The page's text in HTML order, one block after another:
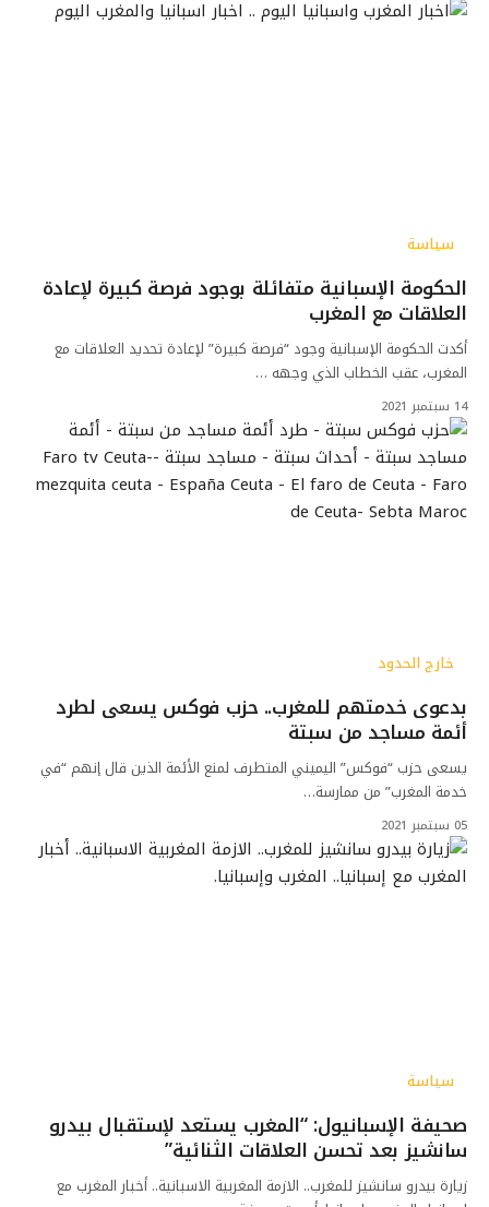
سياسة
الحكومة الإسبانية متفائلة بوجود فرصة كبيرة لإعادة
العلاقات مع المغرب
أكدت الحكومة الإسبانية وجود “فرصة كبيرة” لإعادة تحديد العلاقات مع
المغرب، عقب الخطاب الذي وجهه …
14 سبتمبر 2021
خارج الحدود
بدعوى خدمتهم للمغرب.. حزب فوكس يسعى لطرد
أئمة مساجد من سبتة
يسعى حزب “فوكس” اليميني المتطرف لمنع الأئمة الذين قال إنهم “في
خدمة المغرب” من ممارسة…
05 سبتمبر 2021
سياسة
صحيفة الإسبانيول: “المغرب يستعد لإستقبال بيدرو
سانشيز بعد تحسن العلاقات الثنائية”
زيارة بيدرو سانشيز للمغرب.. الازمة المغربية الاسبانية.. أخبار المغرب مع